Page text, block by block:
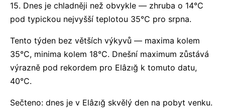
15. Dnes je chladněji než obvykle — zhruba o 14°C
pod typickou nejvyšší teplotou 35°C pro srpna.
Tento týden bez větších výkyvů — maxima kolem
35°C, minima kolem 18°C. Dnešní maximum zůstává
výrazně pod rekordem pro Elâzığ k tomuto datu,
40°C.
Sečteno: dnes je v Elâzığ skvělý den na pobyt venku.